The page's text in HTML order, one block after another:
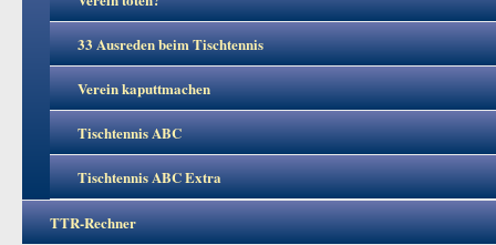
33 Ausreden beim Tischtennis
Verein kaputtmachen
Tischtennis ABC
Tischtennis ABC Extra
TTR-Rechner